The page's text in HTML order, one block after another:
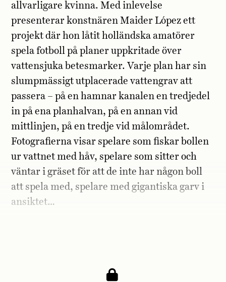
allvarligare kvinna. Med inlevelse
presenterar konstnären Maider López ett
projekt där hon låtit holländska amatörer
spela fotboll på planer uppkritade över
vattensjuka betesmarker. Varje plan har sin
slumpmässigt utplacerade vattengrav att
passera – på en hamnar kanalen en tredjedel
in på ena planhalvan, på en annan vid
mittlinjen, på en tredje vid målområdet.
Fotografierna visar spelare som fiskar bollen
ur vattnet med håv, spelare som sitter och
väntar i gräset för att de inte har någon boll
att spela med, spelare med gigantiska garv i
ansiktet…